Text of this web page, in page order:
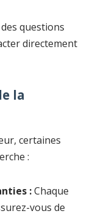
questions
directement
la
certaines
:
:Chaque
vous de